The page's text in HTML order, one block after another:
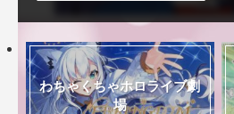
わちゃくちゃホロライブ劇
場